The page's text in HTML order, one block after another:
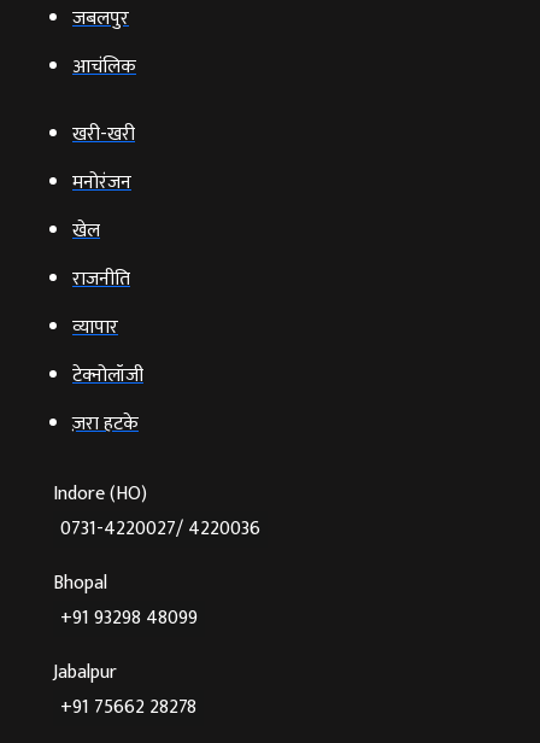
जबलपुर
आचंलिक
खरी-खरी
मनोरंजन
खेल
राजनीति
व्‍यापार
टेक्‍नोलॉजी
ज़रा हटके
Indore (HO)
0731-4220027/ 4220036
Bhopal
+91 93298 48099
Jabalpur
+91 75662 28278